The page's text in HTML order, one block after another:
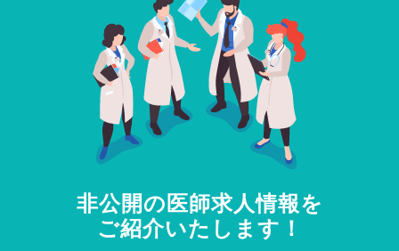
非公開の医師求人情報を
ご紹介いたします！